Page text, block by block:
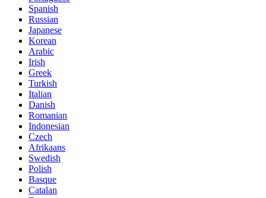
Spanish
Russian
Japanese
Korean
Arabic
Irish
Greek
Turkish
Italian
Danish
Romanian
Indonesian
Czech
Afrikaans
Swedish
Polish
Basque
Catalan